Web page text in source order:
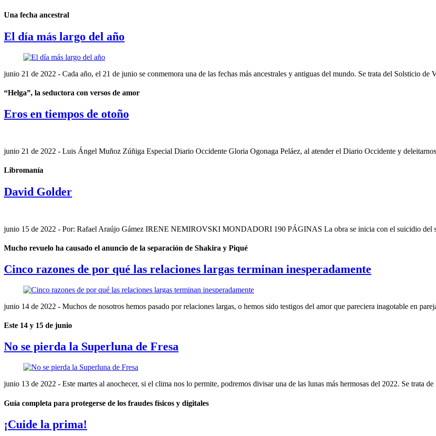
Una fecha ancestral
El día más largo del año
junio 21 de 2022 - Cada año, el 21 de junio se conmemora una de las fechas más ancestrales y antiguas del mundo. Se trata del Solsticio de
“Helga”, la seductora con versos de amor
Eros en tiempos de otoño
junio 21 de 2022 - Luis Ángel Muñoz Zúñiga Especial Diario Occidente Gloria Ogonaga Peláez, al atender el Diario Occidente y
Libromanía
David Golder
junio 15 de 2022 - Por: Rafael Araújo Gámez IRENE NEMIROVSKI MONDADORI 190 PÁGINAS La obra se inicia con el suicidio del
Mucho revuelo ha causado el anuncio de la separación de Shakira y Piqué
Cinco razones de por qué las relaciones largas terminan inesperadamente
junio 14 de 2022 - Muchos de nosotros hemos pasado por relaciones largas, o hemos sido testigos del amor que pareciera inagotable en
Este 14 y 15 de junio
No se pierda la Superluna de Fresa
junio 13 de 2022 - Este martes al anochecer, si el clima nos lo permite, podremos divisar una de las lunas más hermosas del 2022. Se trata
Guía completa para protegerse de los fraudes físicos y digitales
¡Cuide la prima!